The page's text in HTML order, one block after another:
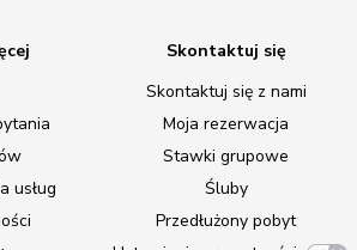
usług
Skontaktuj się
Skontaktuj się z nami
Moja rezerwacja
Stawki grupowe
Śluby
Przedłużony pobyt